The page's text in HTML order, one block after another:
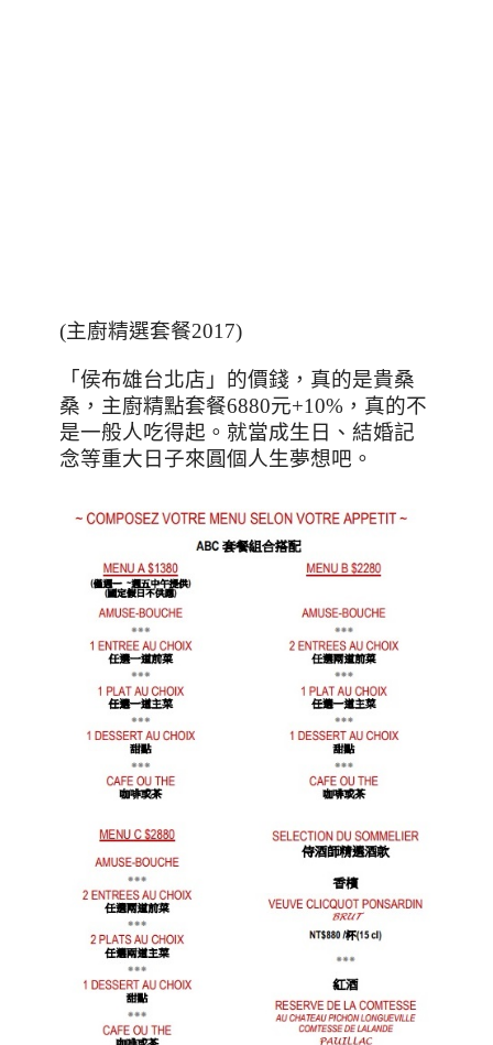
(主廚精選套餐2017)
「侯布雄台北店」的價錢，真的是貴桑
桑，主廚精點套餐6880元+10% ，真的不
是一般人吃得起。就當成生日、結婚記
念等重大日子來圓個人生夢想吧。